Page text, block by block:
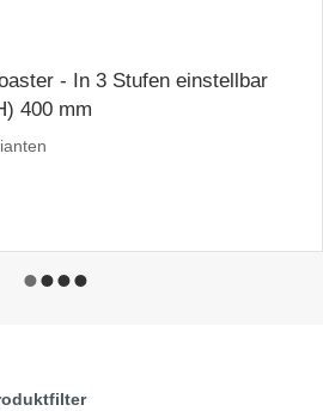
- In 3 Stufen einstellbar
400 mm